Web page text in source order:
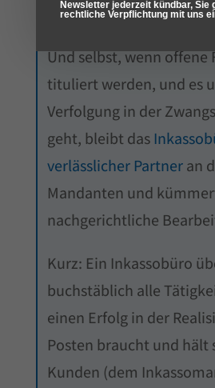
Fehler passieren.
Und selbst, wenn offene
tituliert werden, und es
Verfolgung in der
geht, bleibt das
verlässlicher Partneran
Mandanten und
nachgerichtliche
Kurz: Ein Inkassobüro
buchstäblich alle
einen Erfolg in der
Posten braucht und hält
Kunden (dem
Newsletter jederzeit kündbar, Sie
rechtliche Verpflichtung mit uns